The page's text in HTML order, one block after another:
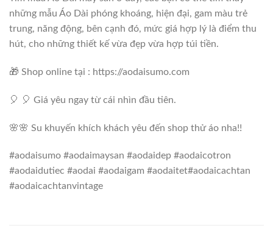
những mẫu Áo Dài phóng khoáng, hiện đại, gam màu trẻ
trung, năng động, bên cạnh đó, mức giá hợp lý là điểm thu
hút, cho những thiết kế vừa đẹp vừa hợp túi tiền.
🎁 Shop online tại : https://aodaisumo.com
🎈 🎈 Giá yêu ngay từ cái nhìn đầu tiên.
🌸🌸 Su khuyến khích khách yêu đến shop thử áo nha!!
#aodaisumo #aodaimaysan #aodaidep #aodaicotron
#aodaidutiec #aodai #aodaigam #aodaitet#aodaicachtan
#aodaicachtanvintage